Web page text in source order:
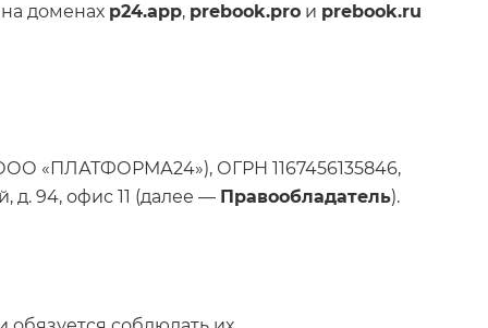
доменах p24.app, prebook.pro и prebook.ru
«ПЛАТФОРМА24»), ОГРН 1167456135846,
д. 94, офис 11 (далее — Правообладатель).